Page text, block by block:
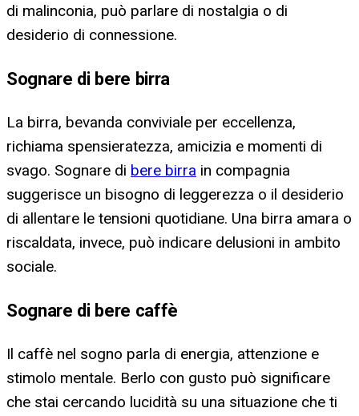
di malinconia, può parlare di nostalgia o di
desiderio di connessione.
Sognare di bere birra
La birra, bevanda conviviale per eccellenza,
richiama spensieratezza, amicizia e momenti di
svago. Sognare di bere birra in compagnia
suggerisce un bisogno di leggerezza o il desiderio
di allentare le tensioni quotidiane. Una birra amara o
riscaldata, invece, può indicare delusioni in ambito
sociale.
Sognare di bere caffè
Il caffè nel sogno parla di energia, attenzione e
stimolo mentale. Berlo con gusto può significare
che stai cercando lucidità su una situazione che ti